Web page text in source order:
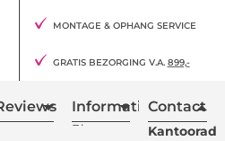
MONTAGE & OPHANG SERVICE
GRATIS BEZORGING V.A. 899,-
Informatie
Blogs
Contact